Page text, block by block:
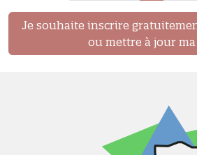
Je souhaite inscrire
ou mettre à jour